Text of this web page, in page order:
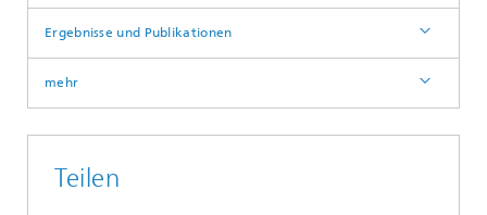
Ergebnisse und Publikationen
mehr
Teilen